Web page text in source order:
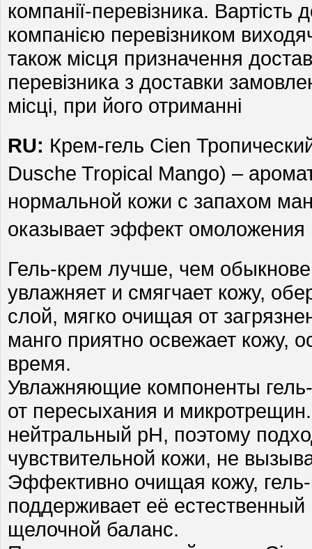
компанії-перевізника.
компанією перевізником
також місця призначення
перевізника з доставки
місці, при його отриманні
RU: Крем-гель Cien
Dusche Tropical Mango) –
нормальной кожи с запахом
оказывает эффект омоложения
Гель-крем лучше, чем
увлажняет и смягчает кожу,
слой, мягко очищая от
манго приятно освежает кожу,
время.
Увлажняющие компоненты
от пересыхания и
нейтральный pH, поэтому
чувствительной кожи, не
Эффективно очищая кожу,
поддерживает её
щелочной баланс.